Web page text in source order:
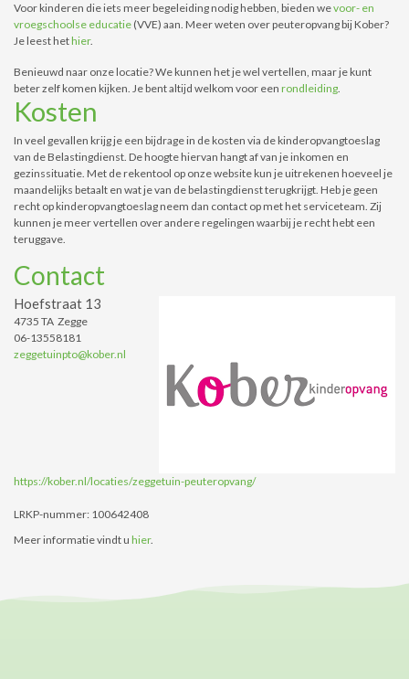
Voor kinderen die iets meer begeleiding nodig hebben, bieden wevoor- en
vroegschoolse educatie (VVE) aan. Meer weten over peuteropvang bij Kober?
Je leest hethier.
Benieuwd naar onze locatie? We kunnen het je wel vertellen, maar je kunt
beter zelf komen kijken. Je bent altijd welkom voor een rondleiding.
Kosten
In veel gevallen krijg je een bijdrage in de kosten via de kinderopvangtoeslag
van de Belastingdienst. De hoogte hiervan hangt af van je inkomen en
gezinssituatie. Met de rekentool op onze website kun je uitrekenen hoeveel je
maandelijks betaalt en wat je van de belastingdienst terugkrijgt. Heb je geen
recht op kinderopvangtoeslag neem dan contact op met het serviceteam. Zij
kunnen je meer vertellen over andere regelingen waarbij je recht hebt een
teruggave.
Contact
Hoefstraat 13
4735 TA Zegge
06-13558181
zeggetuinpto@kober.nl
https://kober.nl/locaties/zeggetuin-peuteropvang/
LRKP-nummer: 100642408
Meer informatie vindt u hier.